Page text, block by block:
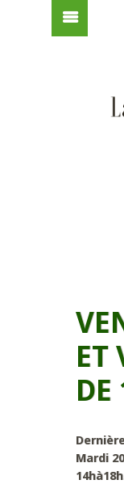
ET
DE
Mardi